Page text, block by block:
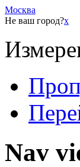
Москва
Не ваш город?x
Nav